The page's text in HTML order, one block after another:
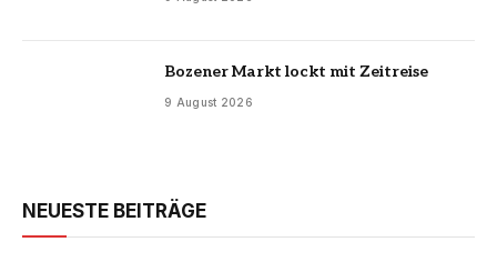
Bozener Markt lockt mit Zeitreise
9 August 2026
NEUESTE BEITRÄGE